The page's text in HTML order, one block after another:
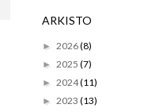
ARKISTO
► 2026(8)
► 2025 (7)
► 2024(11)
► 2023 (13)